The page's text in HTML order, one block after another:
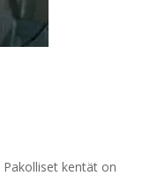
Pakolliset kentät on